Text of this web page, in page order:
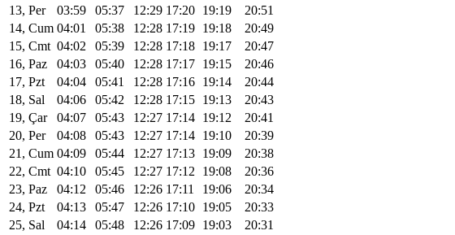
13, Per
03:59 05:37 12:29 17:20 19:19
20:51
14, Cum 04:01 05:38 12:28 17:19 19:18
20:49
15, Cmt 04:02 05:39 12:28 17:18 19:17
20:47
16, Paz
04:03 05:40 12:28 17:17 19:15
20:46
17, Pzt
04:04 05:41 12:28 17:16 19:14
20:44
18, Sal
04:06 05:42 12:28 17:15 19:13
20:43
19, Çar
04:07 05:43 12:27 17:14 19:12
20:41
20, Per
04:08 05:43 12:27 17:14 19:10
20:39
21, Cum 04:09 05:44 12:27 17:13 19:09
20:38
22, Cmt 04:10 05:45 12:27 17:12 19:08
20:36
23, Paz
04:12 05:46 12:26 17:11 19:06
20:34
24, Pzt
04:13 05:47 12:26 17:10 19:05
20:33
25, Sal
04:14 05:48 12:26 17:09 19:03
20:31